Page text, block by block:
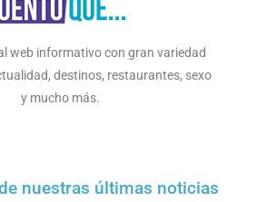
web informativo con gran variedad
destinos, restaurantes, sexo
y mucho más.
nuestras últimas noticias